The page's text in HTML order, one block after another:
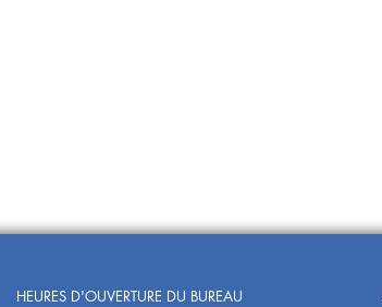
HEURES D'OUVERTURE DU BUREAU